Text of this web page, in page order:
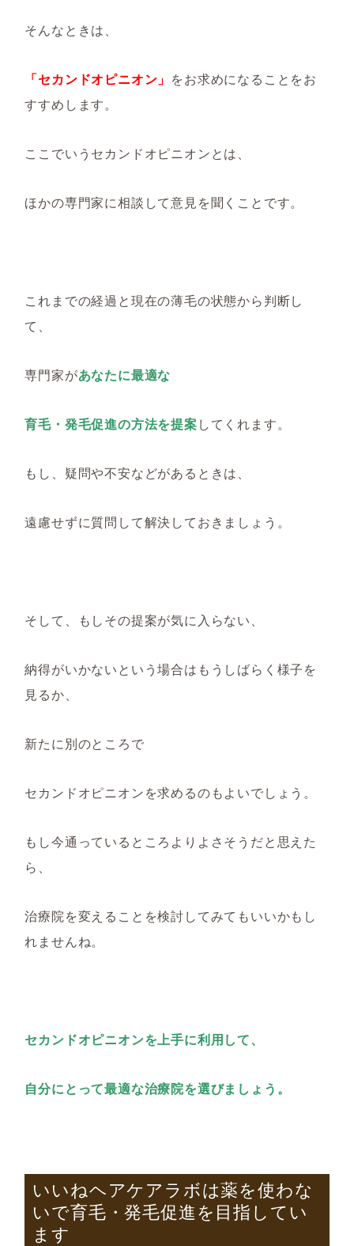
そんなときは、
「セカンドオピニオン」 をお求めになることをお
すすめします。
ここでいうセカンドオピニオンとは、
ほかの専門家に相談して意見を聞くことです。
これまでの経過と現在の薄毛の状態から判断し
て、
専門家があなたに最適な
育毛・発毛促進の方法を提案してくれます。
もし、疑問や不安などがあるときは、
遠慮せずに質問して解決しておきましょう。
そして、もしその提案が気に入らない、
納得がいかないという場合はもうしばらく様子を
見るか、
新たに別のところで
セカンドオピニオンを求めるのもよいでしょう。
もし今通っているところよりよさそうだと思えた
ら、
治療院を変えることを検討してみてもいいかもし
れませんね。
セカンドオピニオンを上手に利用して、
自分にとって最適な治療院を選びましょう。
いいねヘアケアラボは薬を使わな
いで育毛・発毛促進を目指してい
ます